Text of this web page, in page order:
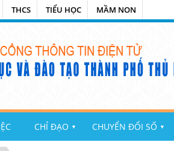
THCS TIỂU HỌC MẦM NON
CHỈ ĐẠO ▼ CHUYỂN ĐỔI SỐ ▼